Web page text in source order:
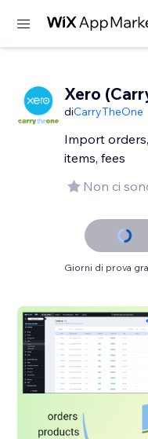
Xero
diCarryTheOne
Import
items, fees
Non ci
Giorni di prova